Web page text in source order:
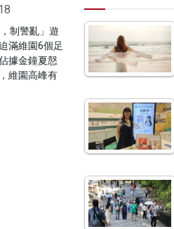
制警亂」遊
滿維園6個足
據金鐘夏慤
維園高峰有